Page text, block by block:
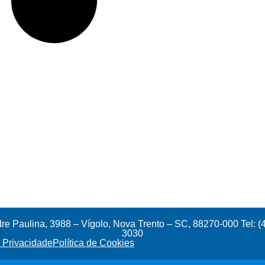
Paulina, 3988 – Vígolo, Nova Trento – SC, 88270-000 Tel:
3030
PrivacidadePolítica de Cookies